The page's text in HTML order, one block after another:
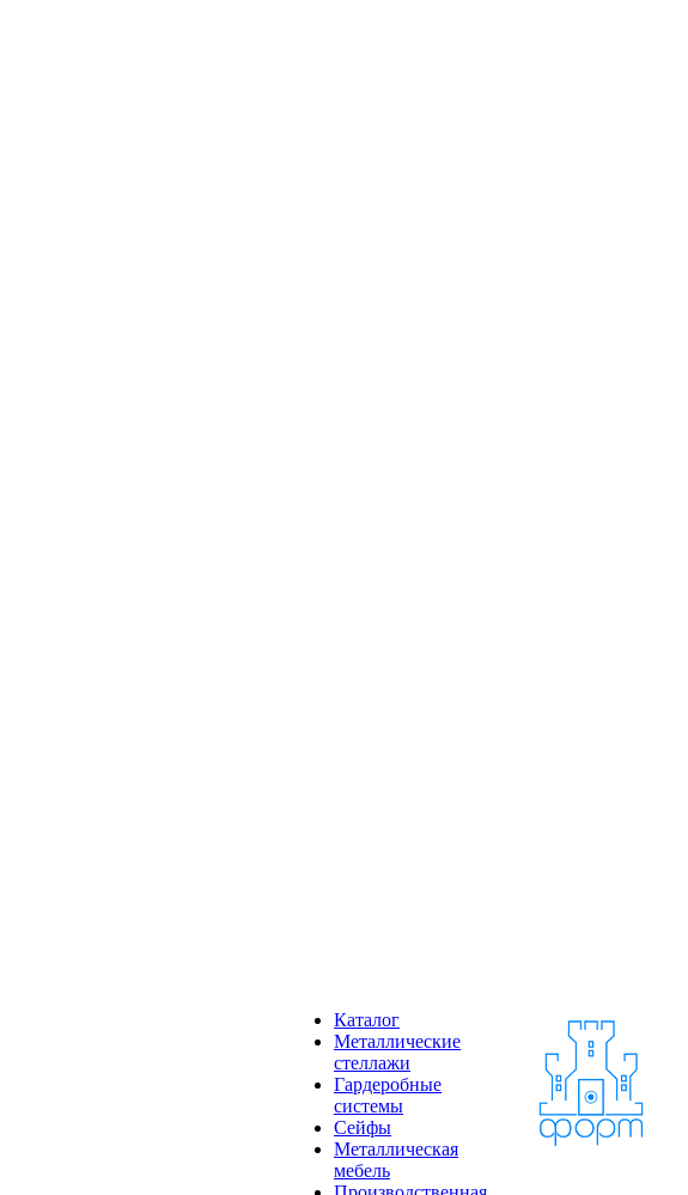
Каталог
Металлические
стеллажи
Гардеробные
системы
Сейфы
Металлическая
мебель